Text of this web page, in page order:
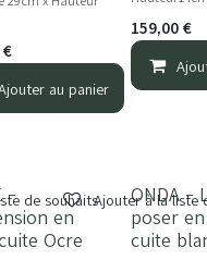
€
au panier
159,00€
-
en
Ocre
de souhaits NOUVEAU
ONDA -
poser
cuite
Ajouter à la liste